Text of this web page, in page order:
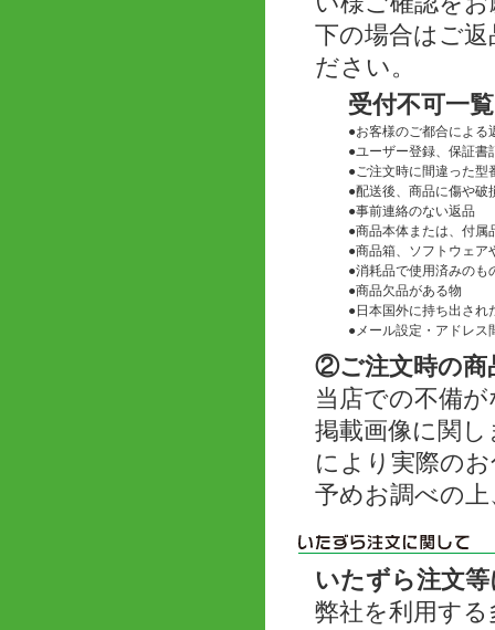
下の場合はご
ださい。
受付不可一覧
●お客様のご都合による
●ユーザー登録、保証書
●ご注文時に間違った型
●配送後、商品に傷や破
●事前連絡のない返品
●商品本体または、付属
●商品箱、ソフトウェア
●消耗品で使用済みのも
●商品欠品がある物
●日本国外に持ち出され
●メール設定・アドレ
②ご注文時の商
当店での不備
掲載画像に関
により実際の
予めお調べの
いたずら注文
弊社を利用す